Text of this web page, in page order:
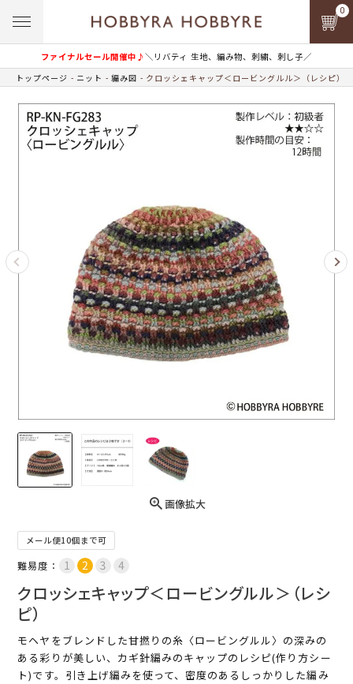
ファイナルセール開催中♪＼リバティ 生地、編み物、刺繍、刺し子／
0
トップページ ニット 編み図 クロッシェキャップ＜ロービングルル＞（レシピ）
画像拡大
メール便10個まで可
難易度：
クロッシェキャップ＜ロービングルル＞（レシ
ピ）
モヘヤをブレンドした甘撚りの糸〈ロービングルル〉の深みの
ある彩りが美しい、カギ針編みのキャップのレシピ(作り方シー
ト)です。引き上げ編みを使って、密度のあるしっかりした編み